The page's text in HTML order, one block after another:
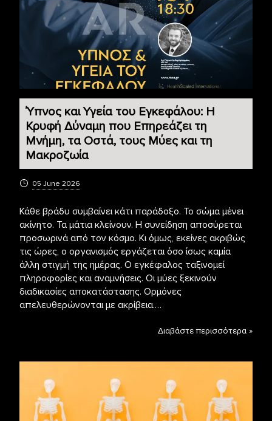
Ύπνος και Υγεία του Εγκεφάλου: Η
Κρυφή Δύναμη που Επηρεάζει τη
Μνήμη, τα Οστά, τους Μύες και τη
Μακροζωία
05 June 2026
Κάθε βράδυ συμβαίνει κάτι παράδοξο. Το σώμα μένει
ακίνητο. Τα μάτια κλείνουν. Η συνείδηση αποσύρεται
προσωρινά από τον κόσμο. Κι όμως, εκείνες ακριβώς
τις ώρες, ο οργανισμός εργάζεται όσο ίσως καμία
άλλη στιγμή της ημέρας. Ο εγκέφαλος ταξινομεί
πληροφορίες και αναμνήσεις. Οι μύες ξεκινούν
διαδικασίες αποκατάστασης. Ορμόνες
απελευθερώνονται με ακρίβεια.…
Διαβάστε περισσότερα »